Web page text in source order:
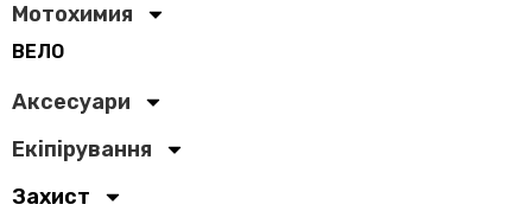
Мотохимия
ВЕЛО
Аксесуари
Екіпірування
Захист